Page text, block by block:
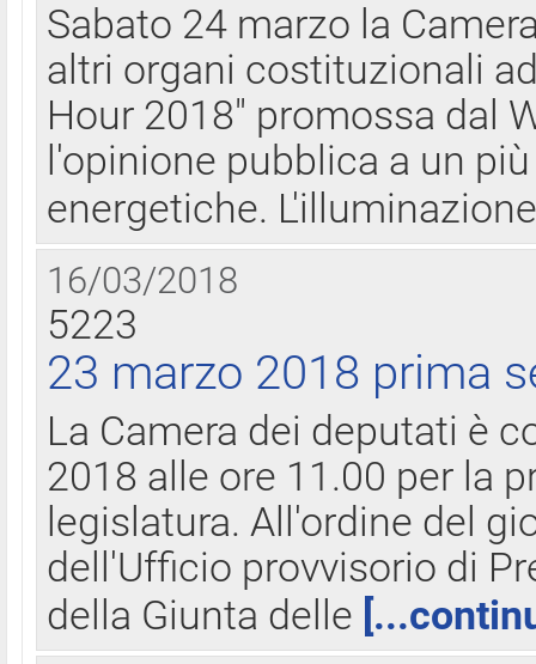
Sabato 24 marzo la
altri organi costituzionali
Hour 2018" promossa dal
l'opinione pubblica a un
energetiche.
16/03/2018
5223
23 marzo 2018 prima
La Camera dei deputati è
2018 alle ore 11.00 per la
legislatura. All'ordine del
dell'Ufficio provvisorio di
della Giunta delle